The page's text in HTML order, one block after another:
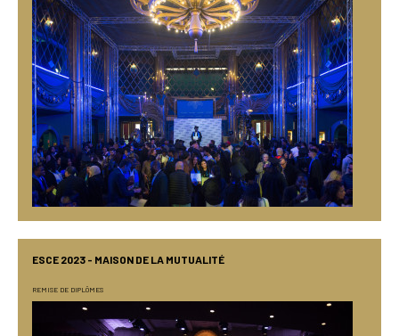
ESCE 2023 - MAISON DE LA MUTUALITÉ
REMISE DE DIPLÔMES